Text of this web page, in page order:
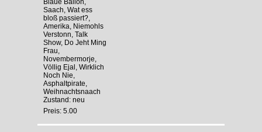
Saach, Wat ess
bloß passiert?,
Amerika, Niemohls
Verstonn, Talk
Show, Do Jeht Ming
Frau,
Novembermorje,
Völlig Ejal, Wirklich
Noch Nie,
Asphaltpirate,
Weihnachtsnaach
Zustand: neu
Preis: 5.00